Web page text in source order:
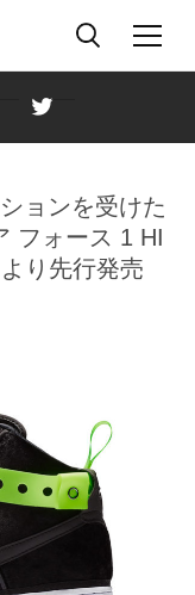
ョンを受けた
フォース 1 HI
り先行発売